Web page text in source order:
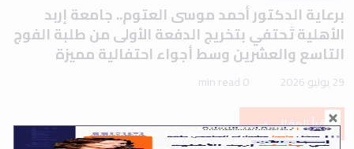
برعاية الدكتور أحمد موسى العتوم.. جامعة إربد
الأهلية تَحتفي بتخريج الدفعة الأولى من طلبة الفوج
التاسع والعشرين وسط أجواء احتفالية مميزة
29 يوليو 2026 0 min read
اقرأ المقال